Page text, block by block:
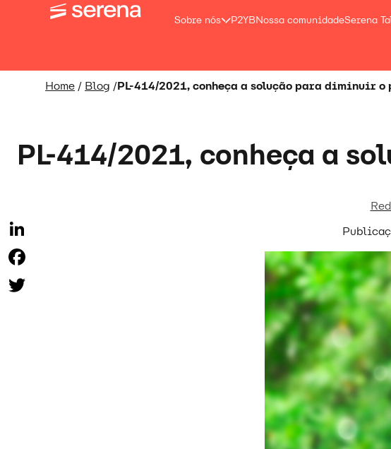
Sobre nós P2YBNossa comunidadeSerena
Home / Blog /PL-414/2021, conheça a solução para diminuir o
PL-414/2021, conheça a
LinkedIn
Facebook